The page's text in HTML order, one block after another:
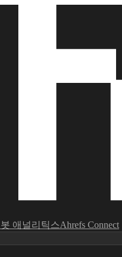
봇 애널리틱스Ahrefs Connect